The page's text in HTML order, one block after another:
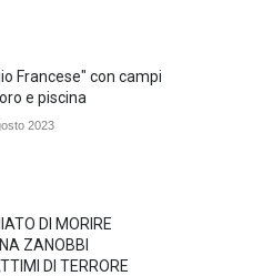
Francese" con campi
e piscina
2023
DI MORIRE
ZANOBBI
DI TERRORE